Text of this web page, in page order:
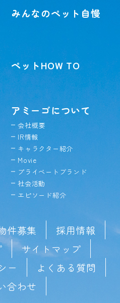
みんなのペット自慢
ペットHOW TO
アミーゴについて
会社概要
IR情報
キャラクター紹介
Movie
プライベートブランド
社会活動
エピソード紹介
件募集
採用情報
サイトマップ
ー
よくある質問
合わせ